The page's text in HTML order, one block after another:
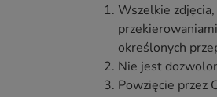
Wszelkie
określonych
Nie jest
Powzięcie przez